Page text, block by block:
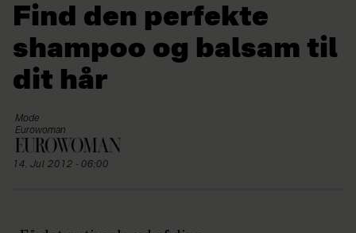
Find den perfekte
shampoo og balsam til
dit hår
Mode
Eurowoman
14. Jul 2012 - 06:00